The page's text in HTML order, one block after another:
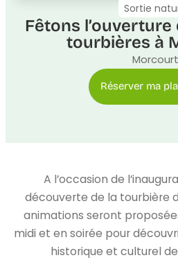
Sortie
Fêtons
tourbières à
Morcourt
Réserver ma
A l’occasion de
découverte de la tourbière
animations seront
midi et en soirée pour
historique et culturel